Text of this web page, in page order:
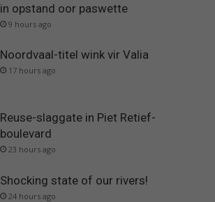
in opstand oor paswette
9 hours ago
Noordvaal-titel wink vir Valia
17 hours ago
Reuse-slaggate in Piet Retief-
boulevard
23 hours ago
Shocking state of our rivers!
24 hours ago